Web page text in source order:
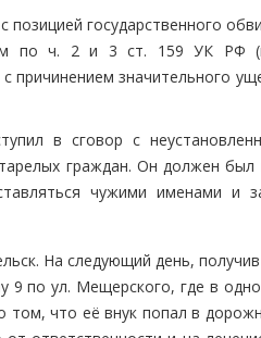
позицией государственного
по ч. 2 и 3 ст. 159 УК РФ
причинением значительного
в сговор с
граждан. Он должен был
чужими именами и
На следующий день,
по ул. Мещерского, где в
что её внук попал в